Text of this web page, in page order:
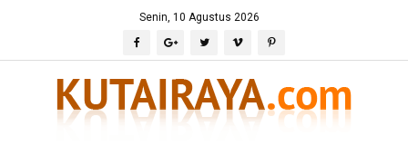
Senin, 10 Agustus 2026